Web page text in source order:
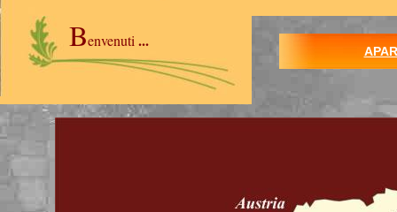
Benvenuti ...